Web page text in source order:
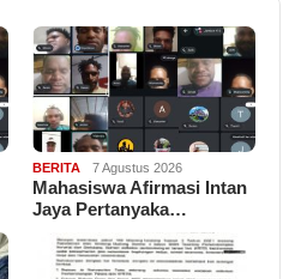
BERITA 7 Agustus 2026
Mahasiswa Afirmasi Intan
Jaya Pertanyaka…